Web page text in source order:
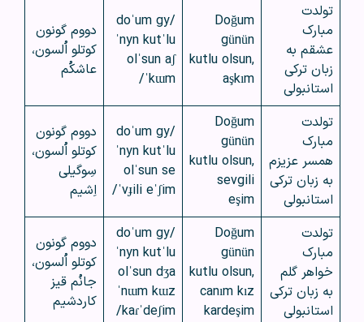
تولدت
مبارک
عشقم به
زبان ترکی
استانبولی
Doğum
günün
kutlu olsun,
aşkım
/doˈum gy
ˈnyn kutˈlu
olˈsun aʃ
ˈkɯm/
دووم گونون
کوتلو اُلسون،
عاشکُم
تولدت
مبارک
همسر عزیزم
به زبان ترکی
استانبولی
Doğum
günün
kutlu olsun,
sevgili
eşim
/doˈum gy
ˈnyn kutˈlu
olˈsun se
ˈvɟili eˈʃim/
دووم گونون
کوتلو اُلسون،
سِوگیلی
اِشیم
تولدت
مبارک
خواهر گلم
به زبان ترکی
استانبولی
Doğum
günün
kutlu olsun,
canım kız
kardeşim
/doˈum gy
ˈnyn kutˈlu
olˈsun dʒa
ˈnɯm kɯz
kaɾˈdeʃim/
دووم گونون
کوتلو اُلسون،
جانُم قیز
کاردشیم